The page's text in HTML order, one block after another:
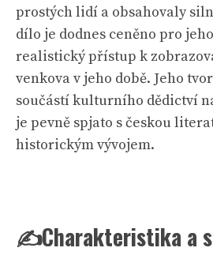
prostých lidí a obsahovaly
dílo je dodnes ceněno pro
realistický přístup k
venkova v jeho době. Jeho
součástí kulturního dědictví
je pevně spjato s českou
historickým vývojem.
✍️Charakteristika a